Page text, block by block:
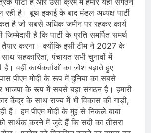
पार्टी है और उसी क्रम में हमारे यहां संगठन
रही है। बूथ इकाई के बाद मंडल अध्यक्ष पार्टी
है जो सबसे अधिक जमीन पर रहकर कार्य
है कि पार्टी के प्रति समर्पित समर्थ
तैयार करना। क्योंकि इसी टीम ने 2027 के
सहकारिता, पंचायत सभी चुनावों में
है। वहीं कार्यकर्ताओं का जोश बढ़ाते हुए
पीएम मोदी के रूप में दुनिया का सबसे
भाजपा के रूप में सबसे बड़ा संगठन है। हमारी
केंद्र के साथ राज्य में भी विकास की गाड़ी,
है। हम पीएम मोदी के मुंह से निकले बाबा
सार्थक करने में जुटे हैं कि सदी का तीसरा